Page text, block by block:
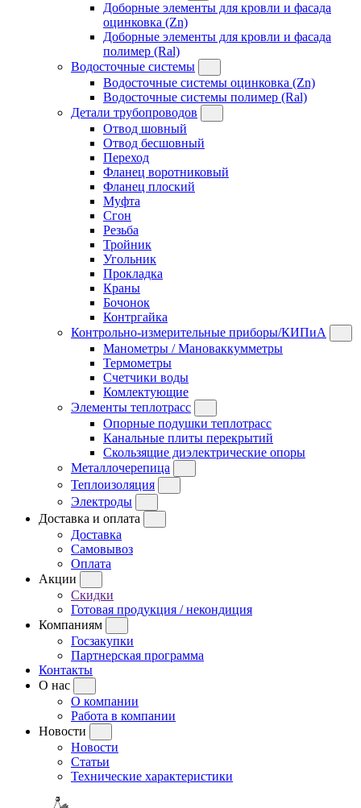
Доборные элементы для кровли и фасада
оцинковка (Zn)
Доборные элементы для кровли и фасада
полимер (Ral)
Водосточные системы
Водосточные системы оцинковка (Zn)
Водосточные системы полимер (Ral)
Детали трубопроводов
Отвод шовный
Отвод бесшовный
Переход
Фланец воротниковый
Фланец плоский
Муфта
Сгон
Резьба
Тройник
Угольник
Прокладка
Краны
Бочонок
Контргайка
Контрольно-измерительные приборы/КИПиА
Манометры / Мановаккумметры
Термометры
Счетчики воды
Комлектующие
Элементы теплотрасс
Опорные подушки теплотрасс
Канальные плиты перекрытий
Скользящие диэлектрические опоры
Металлочерепица
Теплоизоляция
Электроды
Доставка и оплата
Доставка
Самовывоз
Оплата
Акции
Скидки
Готовая продукция / некондиция
Компаниям
Госзакупки
Партнерская программа
Контакты
О нас
О компании
Работа в компании
Новости
Новости
Статьи
Технические характеристики